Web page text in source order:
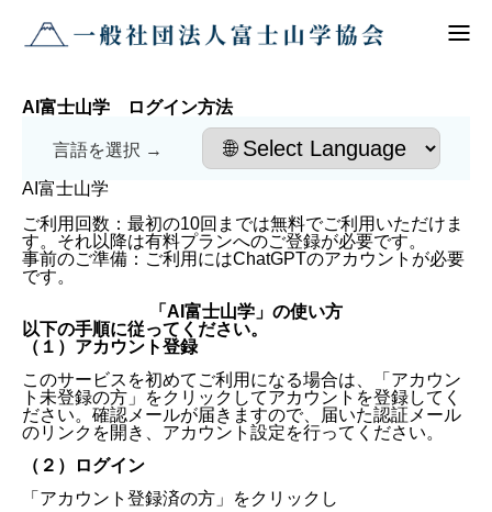
富士山学とは
AI富士山学とは
富士山学とは
AI富士山学とは
こんな質問してみよう
ログイン方法
AI富士山学 ログイン方法
言語を選択 →
AI富士山学
ご利用回数：最初の10回までは無料でご利用いただけま
す。それ以降は有料プランへのご登録が必要です。
事前のご準備：ご利用にはChatGPTのアカウントが必要
です。
「AI富士山学」の使い方
以下の手順に従ってください。
（１）アカウント登録
このサービスを初めてご利用になる場合は、「アカウン
ト未登録の方」をクリックしてアカウントを登録してく
ださい。確認メールが届きますので、届いた認証メール
のリンクを開き、アカウント設定を行ってください。
（２）ログイン
「アカウント登録済の方」をクリックし